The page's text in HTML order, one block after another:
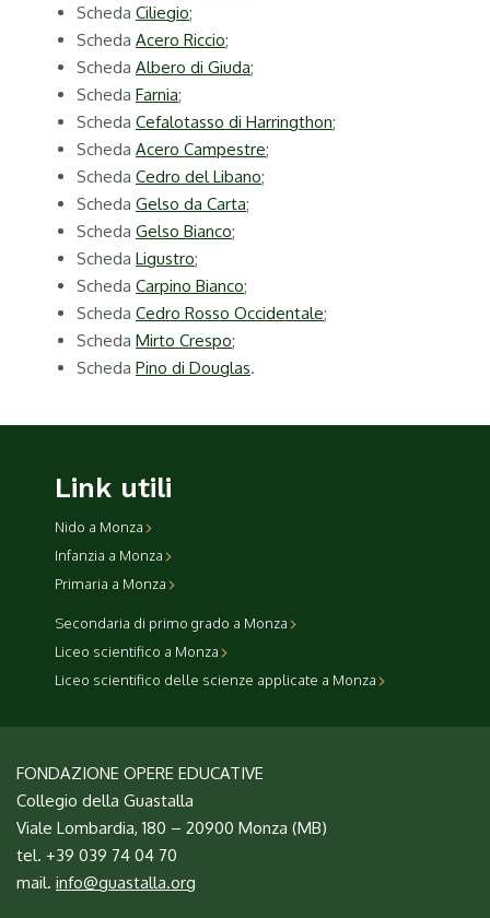
Scheda Ciliegio;
Scheda Acero Riccio;
Scheda Albero di Giuda;
Scheda Farnia;
Scheda Cefalotasso di Harringthon;
Scheda Acero Campestre;
Scheda Cedro del Libano;
Scheda Gelso da Carta;
Scheda Gelso Bianco;
Scheda Ligustro;
Scheda Carpino Bianco;
Scheda Cedro Rosso Occidentale;
Scheda Mirto Crespo;
Scheda Pino di Douglas.
Link utili
Nido a Monza
Infanzia a Monza
Primaria a Monza
Secondaria di primo grado a Monza
Liceo scientifico a Monza
Liceo scientifico delle scienze applicate a Monza
FONDAZIONE OPERE EDUCATIVE
Collegio della Guastalla
Viale Lombardia, 180 – 20900 Monza (MB)
tel. +39 039 74 04 70
mail. info@guastalla.org